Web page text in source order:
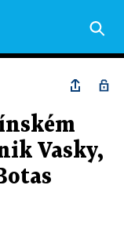
Vasky,